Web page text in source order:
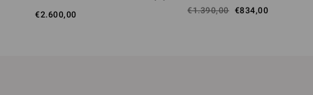
€2.600,00 Era
€1.390,00
,
€834,00